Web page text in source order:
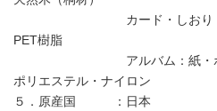
カード・しおり・パッ
PET樹脂
アルバム：紙・ポリプ
ポリエステル・ナイロン
５．原産国 ：日本